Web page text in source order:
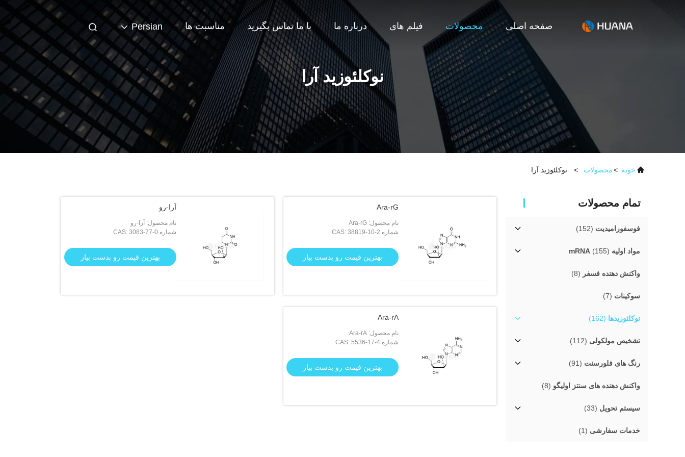
صفحه اصلی محصولات فیلم های درباره ما با ما تماس بگیرید مناسبت ها Persian
نوکلئوزید آرا
خونه >محصولات > نوکلئوزید آرا
تمام محصولات
فوسفورامیدیت (152)
مواد اولیه mRNA (155)
واکنش دهنده فسفر (8)
سوکینات (7)
نوکلئوزیدها (162)
تشخیص مولکولی (112)
رنگ های فلورسنت (91)
واکنش دهنده های سنتز اولیگو (8)
سیستم تحویل (33)
خدمات سفارشی (1)
Ara-rG
نام محصول: Ara-rG
شماره CAS: 38819-10-2
بهترین قیمت رو بدست بیار
آرا-رو
نام محصول: آرا-رو
شماره CAS: 3083-77-0
بهترین قیمت رو بدست بیار
Ara-rA
نام محصول: Ara-rA
شماره CAS: 5536-17-4
بهترین قیمت رو بدست بیار